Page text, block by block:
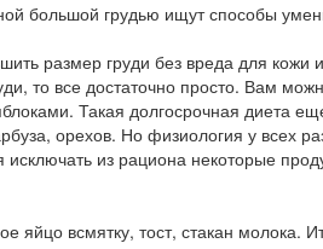
большой грудью ищут способы
размер груди без вреда для кожи
то все достаточно просто. Вам
Такая долгосрочная диета
орехов. Но физиология у всех
исключать из рациона некоторые
яйцо всмятку, тост, стакан молока.